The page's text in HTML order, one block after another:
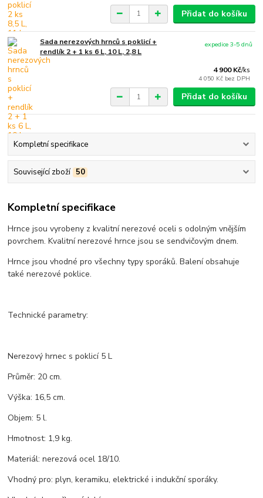
Přidat do košíku
Sada nerezových hrnců s poklicí +
rendlík 2 + 1 ks 6 L, 10 L, 2,8 L
4 900 Kč/ks
4 050 Kč bez DPH
expedice 3-5 dnů
Přidat do košíku
Kompletní specifikace
Související zboží 50
Kompletní specifikace
Hrnce jsou vyrobeny z kvalitní nerezové oceli s odolným vnějším
povrchem. Kvalitní nerezové hrnce jsou se sendvičovým dnem.
Hrnce jsou vhodné pro všechny typy sporáků. Balení obsahuje
také nerezové poklice.
Technické parametry:
Nerezový hrnec s poklicí 5 L
Průměr: 20 cm.
Výška: 16,5 cm.
Objem: 5 l.
Hmotnost: 1,9 kg.
Materiál: nerezová ocel 18/10.
Vhodný pro: plyn, keramiku, elektrické i indukční sporáky.